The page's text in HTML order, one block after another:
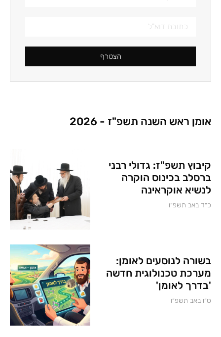
הצטרף
אומן ראש השנה תשפ"ז - 2026
קיבוץ תשפ"ז: גדולי רבני
ברסלב בכינוס הוקרה
לנשיא אוקראינה
כ״ד באב תשפ״ו
בשורה לנוסעים לאומן:
מערכת טכנולוגית חדשה
'בדרך לאומן'
ט״ו באב תשפ״ו